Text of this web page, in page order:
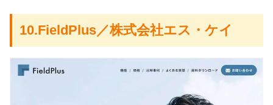
10.FieldPlus／株式会社エス・ケイ